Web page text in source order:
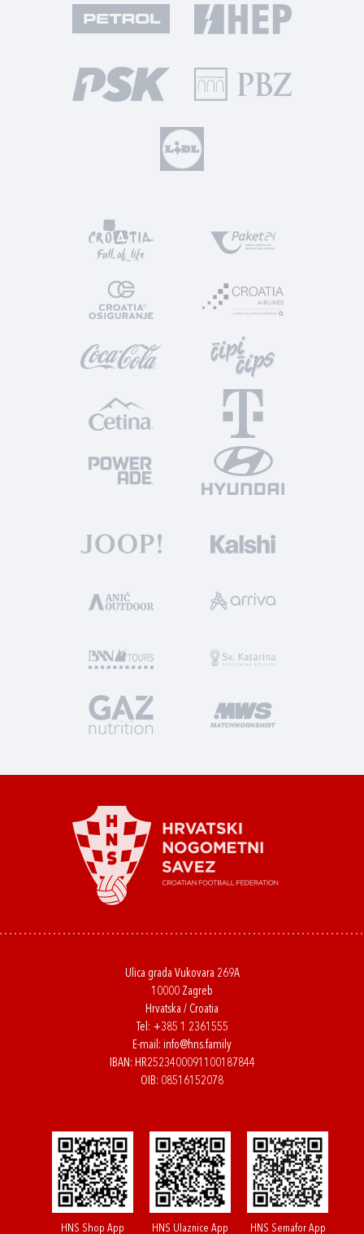
Ulica grada Vukovara 269A
10000 Zagreb
Hrvatska / Croatia
Tel: +385 1 2361555
E-mail: info@hns.family
IBAN: HR2523400091100187844
OIB: 08516152078
HNS Shop App HNS Ulaznice App HNS Semafor App